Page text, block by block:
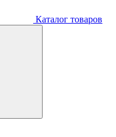
Каталог товаров